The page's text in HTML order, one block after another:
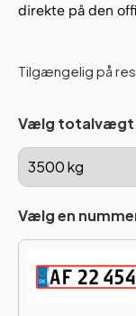
direkte på den
Tilgængelig på
Vælg
Vælg en